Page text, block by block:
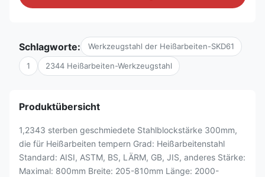
Schlagworte: Werkzeugstahl der Heißarbeiten-SKD61
1 2344 Heißarbeiten-Werkzeugstahl
Produktübersicht
1,2343 sterben geschmiedete Stahlblockstärke 300mm,
die für Heißarbeiten tempern Grad: Heißarbeitenstahl
Standard: AISI, ASTM, BS, LÄRM, GB, JIS, anderes Stärke:
Maximal: 800mm Breite: 205-810mm Länge: 2000-